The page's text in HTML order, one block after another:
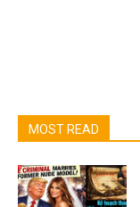
MOST READ